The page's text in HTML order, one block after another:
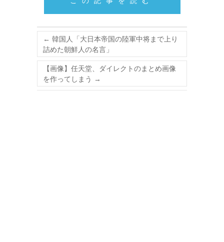
← 韓国人「大日本帝国の陸軍中将まで上り
詰めた朝鮮人の名言」
【画像】任天堂、ダイレクトのまとめ画像
を作ってしまう →